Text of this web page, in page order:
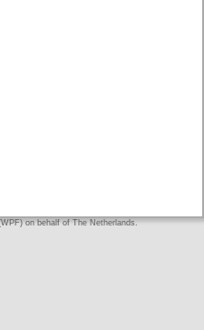
on behalf of The Netherlands.